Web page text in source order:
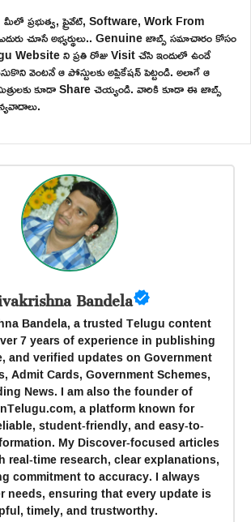
ప్రభుత్వ, ప్రైవేట్, Software, Work From
చూసే అభ్యర్థులు.. Genuine జాబ్స్ సమాచారం కోసం
ని ప్రతి రోజు Visit చేసి ఇందులో ఉండే
వెంటనే ఆ పోస్టులకు అప్లికేషన్ పెట్టండి. అలాగే ఆ
కూడా Share చెయ్యండి. వారికి కూడా ఈ జాబ్స్
Bandela
Bandela, a trusted Telugu content
7 years of experience in publishing
and verified updates on Government
Admit Cards, Government Schemes,
News. I am also the founder of
a platform known for
student-friendly, and easy-to-
My Discover-focused articles
real-time research, clear explanations,
commitment to accuracy. I always
needs, ensuring that every update is
timely, and trustworthy.